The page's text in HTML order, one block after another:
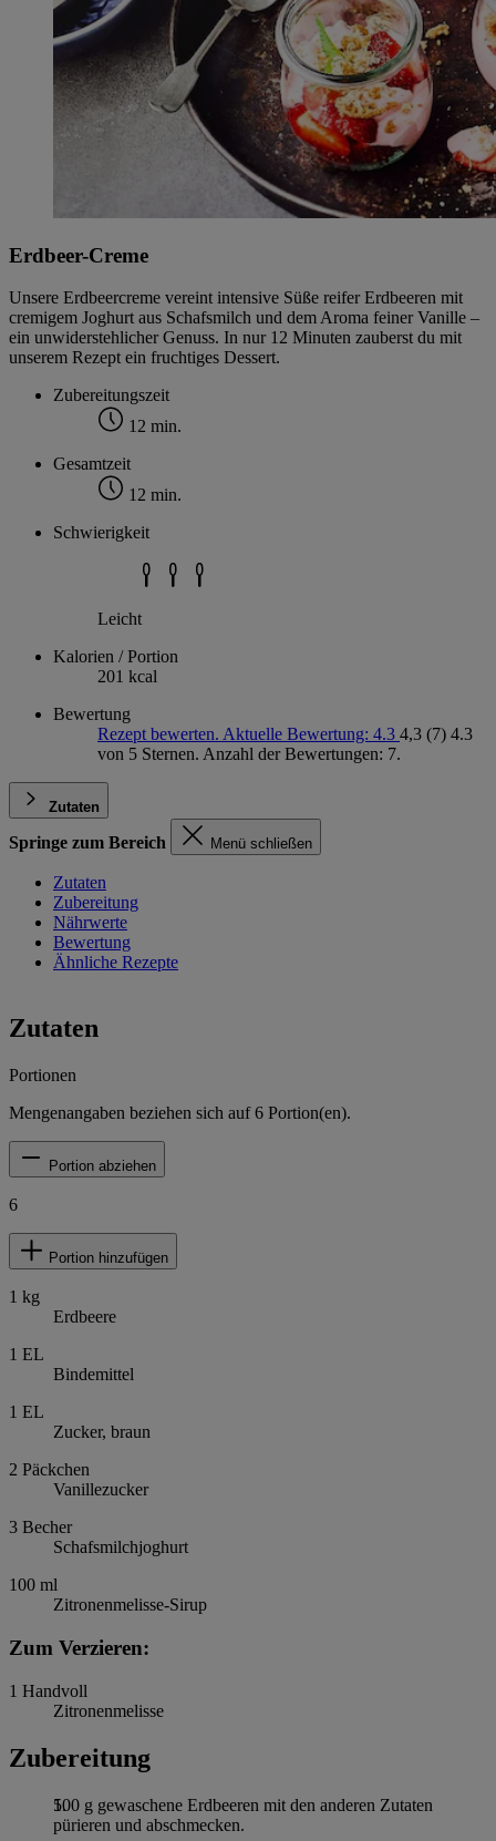
Erdbeer-Creme
Unsere Erdbeercreme vereint intensive Süße reifer Erdbeeren mit
cremigem Joghurt aus Schafsmilch und dem Aroma feiner Vanille –
ein unwiderstehlicher Genuss. In nur 12 Minuten zauberst du mit
unserem Rezept ein fruchtiges Dessert.
Zubereitungszeit
12 min.
Gesamtzeit
12 min.
Schwierigkeit
Leicht
Kalorien / Portion
201 kcal
Bewertung
Rezept bewerten. Aktuelle Bewertung: 4.3 4,3 (7) 4.3
von 5 Sternen. Anzahl der Bewertungen: 7.
Zutaten
Springe zum Bereich Menü schließen
Zutaten
Zubereitung
Nährwerte
Bewertung
Ähnliche Rezepte
Zutaten
Portionen
Mengenangaben beziehen sich auf6 Portion(en).
Portion abziehen
6
Portion hinzufügen
1 kg
Erdbeere
1 EL
Bindemittel
1 EL
Zucker, braun
2 Päckchen
Vanillezucker
3 Becher
Schafsmilchjoghurt
100 ml
Zitronenmelisse-Sirup
Zum Verzieren:
1 Handvoll
Zitronenmelisse
Zubereitung
500 g gewaschene Erdbeeren mit den anderen Zutaten
pürieren und abschmecken.